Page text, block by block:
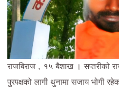
राजबिराज , १५ बैशाख । सप्तरीको
पुरपक्षको लागी थुनामा सजाय भोगी